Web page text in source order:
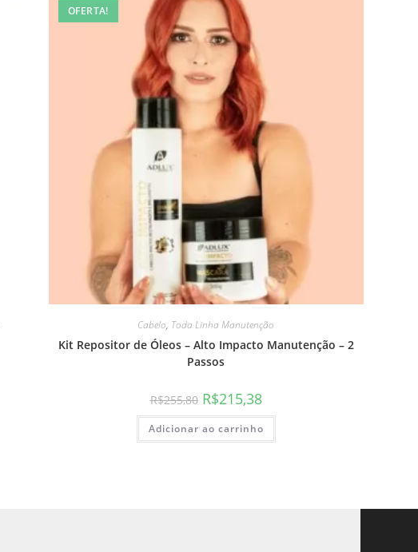
OFERTA!
Cabelo, Toda Linha Manutenção
Kit Repositor de Óleos – Alto Impacto Manutenção – 2
Passos
R$255,80 R$215,38
Adicionar ao carrinho